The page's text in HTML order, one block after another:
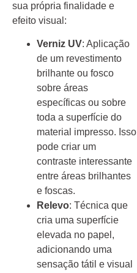
sua própria finalidade e
efeito visual:
Verniz UV: Aplicação
de um revestimento
brilhante ou fosco
sobre áreas
específicas ou sobre
toda a superfície do
material impresso. Isso
pode criar um
contraste interessante
entre áreas brilhantes
e foscas.
Relevo: Técnica que
cria uma superfície
elevada no papel,
adicionando uma
sensação tátil e visual